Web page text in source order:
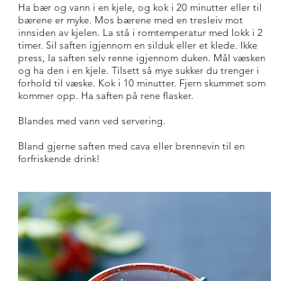
Ha bær og vann i en kjele, og kok i 20 minutter eller til
bærene er myke. Mos bærene med en tresleiv mot
innsiden av kjelen. La stå i romtemperatur med lokk i 2
timer. Sil saften igjennom en silduk eller et klede. Ikke
press, la saften selv renne igjennom duken. Mål væsken
og ha den i en kjele. Tilsett så mye sukker du trenger i
forhold til væske. Kok i 10 minutter. Fjern skummet som
kommer opp. Ha saften på rene flasker.
Blandes med vann ved servering.
Bland gjerne saften med cava eller brennevin til en
forfriskende drink!